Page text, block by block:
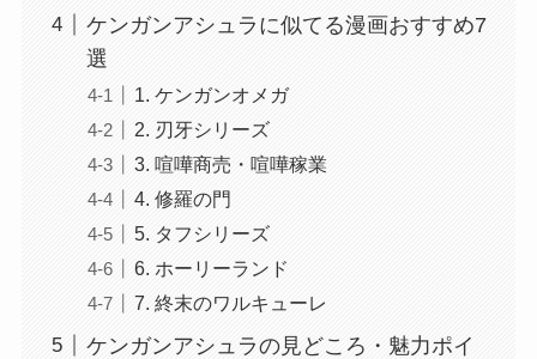
ケンガンアシュラに似てる漫画おすすめ7
選
1. ケンガンオメガ
2. 刃牙シリーズ
3. 喧嘩商売・喧嘩稼業
4. 修羅の門
5. タフシリーズ
6. ホーリーランド
7. 終末のワルキューレ
ケンガンアシュラの見どころ・魅力ポイ